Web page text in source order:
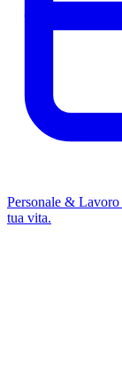
Personale & Lavoro
tua vita.